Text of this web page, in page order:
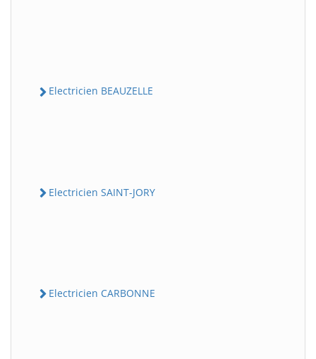
Electricien BEAUZELLE
Electricien SAINT-JORY
Electricien CARBONNE